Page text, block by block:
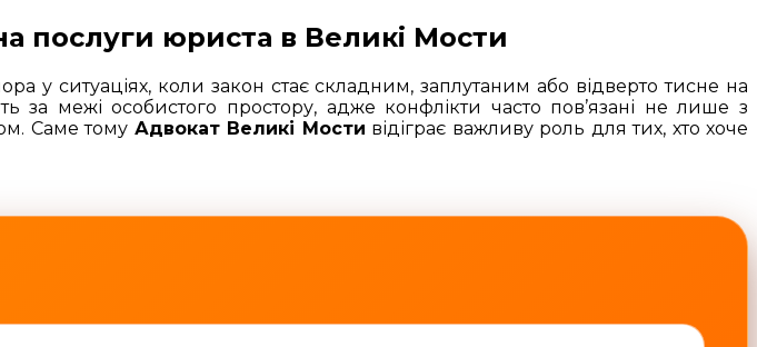
послуги юриста в Великі Мости
у ситуаціях, коли закон стає складним, заплутаним або відверто тисне на
межі особистого простору, адже конфлікти часто пов’язані не лише з
Саме тому Адвокат Великі Мости відіграє важливу роль для тих, хто хоче